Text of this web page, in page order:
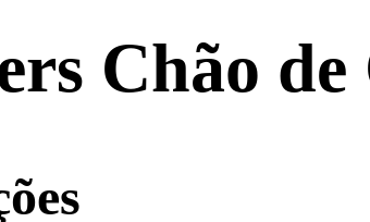
Chão